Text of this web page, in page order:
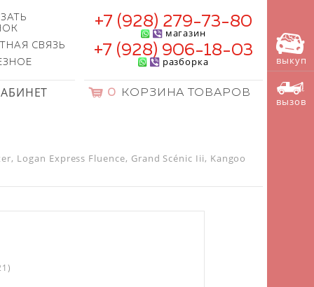
СВЯЗЬ
+7 (928) 279-73-80
магазин
+7 (928) 906-18-03
разборка
0 КОРЗИНА ТОВАРОВ
Logan Express Fluence, Grand Scénic Iii, Kangoo
выкуп
вызов